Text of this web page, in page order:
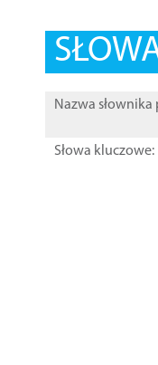
Nazwa
Słowa kluczowe: